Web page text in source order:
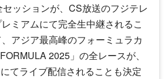
ッションが、CS放送のフジテレ
ミアムにて完全生中継されるこ
アジア最高峰のフォーミュラカ
2025」の全レースが、
てライブ配信されることも決定